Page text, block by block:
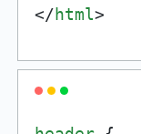
</html>